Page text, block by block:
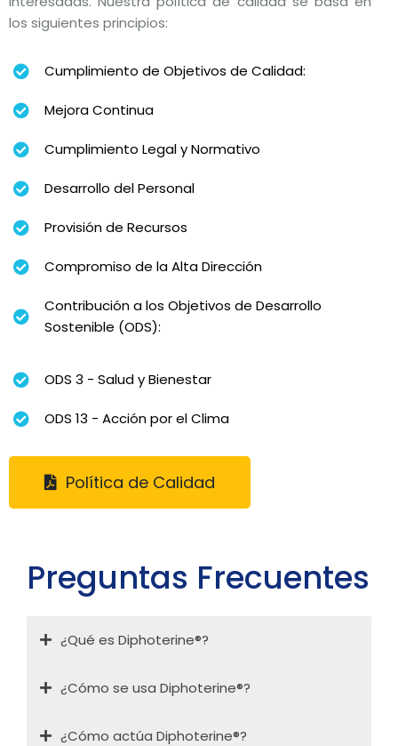
los siguientes principios:
Cumplimiento de Objetivos de Calidad:
Mejora Continua
Cumplimiento Legal y Normativo
Desarrollo del Personal
Provisión de Recursos
Compromiso de la Alta Dirección
Contribución a los Objetivos de Desarrollo
Sostenible (ODS):
ODS 3 - Salud y Bienestar
ODS 13 - Acción por el Clima
Política de Calidad
Preguntas Frecuentes
¿Qué es Diphoterine®?
¿Cómo se usa Diphoterine®?
¿Cómo actúa Diphoterine®?